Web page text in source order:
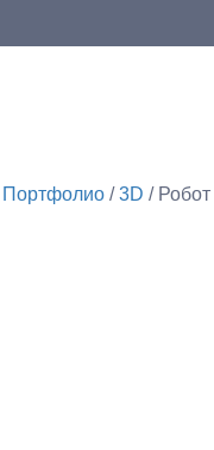
Портфолио /3D / Робот